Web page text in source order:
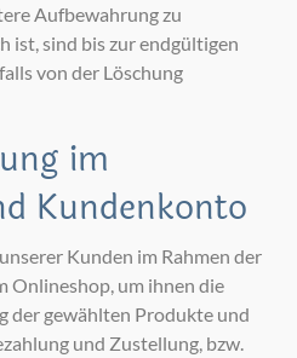
Aufbewahrung zu
ist, sind bis zur endgültigen
von der Löschung
im
Kundenkonto
Kunden im Rahmen der
Onlineshop, um ihnen die
der gewählten Produkte und
und Zustellung, bzw.